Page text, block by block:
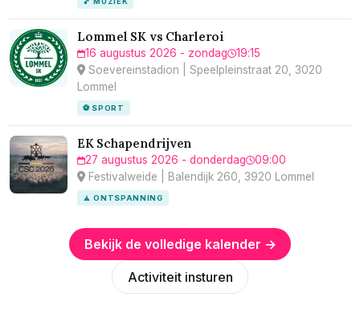
Lommel SK vs Charleroi
16 augustus 2026 - zondag
19:15
Soevereinstadion | Speelpleinstraat 20, 3020
Lommel
⚽ SPORT
EK Schapendrijven
27 augustus 2026 - donderdag
09:00
Festivalweide | Balendijk 260, 3920 Lommel
🧘 ONTSPANNING
Bekijk de volledige kalender →
Activiteit insturen